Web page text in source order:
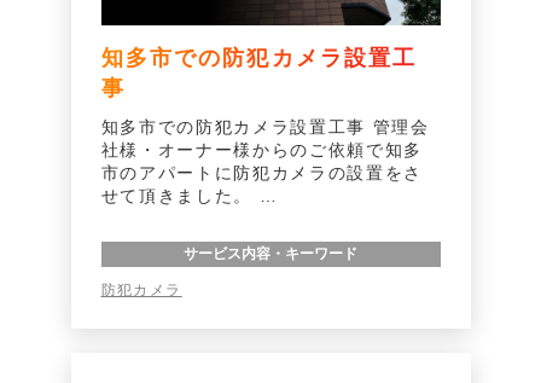
知多市での防犯カメラ設置工
事
知多市での防犯カメラ設置工事 管理会
社様・オーナー様からのご依頼で知多
市のアパートに防犯カメラの設置をさ
せて頂きました。 …
サービス内容・キーワード
防犯カメラ